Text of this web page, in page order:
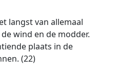
langst van allemaal
wind en de modder.
plaats in de
(22)